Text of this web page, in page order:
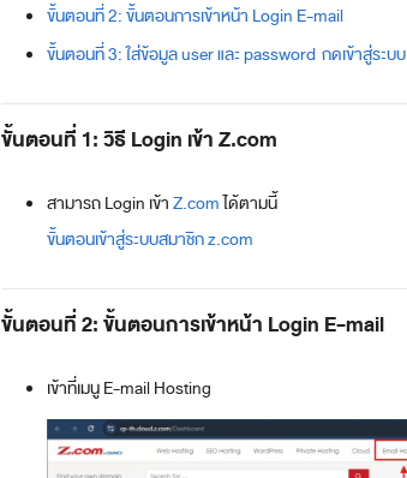
ขั้นตอนที่ 2: ขั้นตอนการเข้าหน้า Login E-mail
ขั้นตอนที่ 3: ใส่ข้อมูล user และ password กดเข้าสู่ระบบ
ขั้นตอนที่ 1: วิธี Login เข้า Z.com
สามารถ Login เข้าZ.comได้ตามนี้
ขั้นตอนเข้าสู่ระบบสมาชิก z.com
ขั้นตอนที่ 2: ขั้นตอนการเข้าหน้า Login E-mail
เข้าที่เมนู E-mail Hosting